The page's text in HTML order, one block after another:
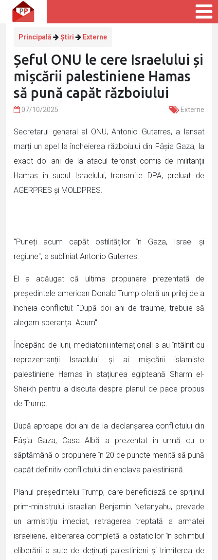
Principală Știri Externe
Șeful ONU le cere Israelului și
mișcării palestiniene Hamas
să pună capăt războiului
07/10/2025 Externe
Secretarul general al ONU, Antonio Guterres, a lansat
marți un apel la încheierea războiului din Fâșia Gaza, la
exact doi ani de la atacul terorist comis de militanții
Hamas în sudul Israelului, transmite DPA, preluat de
AGERPRES și MOLDPRES.
''Puneți acum capăt ostilităților în Gaza, Israel și
regiune'', a subliniat Antonio Guterres.
El a adăugat că ultima propunere prezentată de
președintele american Donald Trump oferă un prilej de a
încheia conflictul: ''După doi ani de traume, trebuie să
alegem speranța. Acum''.
Începând de luni, mediatorii internaționali s-au întâlnit cu
reprezentanții Israelului și ai mișcării islamiste
palestiniene Hamas în stațiunea egipteană Sharm el-
Sheikh pentru a discuta despre planul de pace propus
de Trump.
După aproape doi ani de la declanșarea conflictului din
Fâșia Gaza, Casa Albă a prezentat în urmă cu o
săptămână o propunere în 20 de puncte menită să pună
capăt definitiv conflictului din enclava palestiniană.
Planul președintelui Trump, care beneficiază de sprijinul
prim-ministrului israelian Benjamin Netanyahu, prevede
un armistițiu imediat, retragerea treptată a armatei
israeliene, eliberarea completă a ostaticilor în schimbul
eliberării a sute de deținuți palestinieni și trimiterea de